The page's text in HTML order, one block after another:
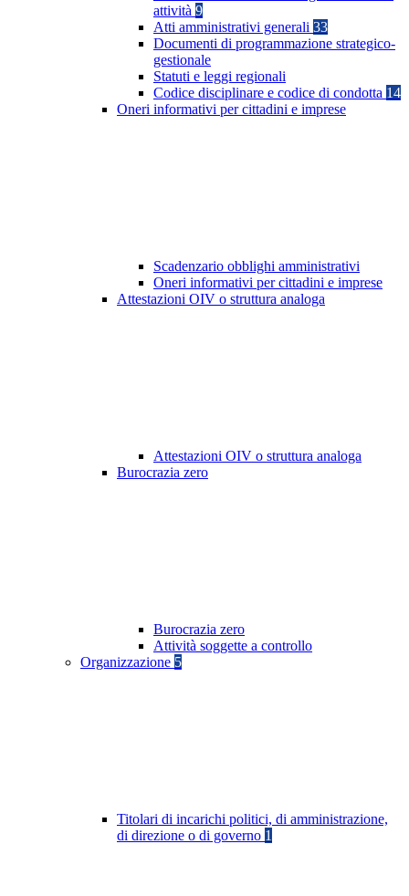
attività 9
Atti amministrativi generali 33
Documenti di programmazione strategico-
gestionale
Statuti e leggi regionali
Codice disciplinare e codice di condotta 14
Oneri informativi per cittadini e imprese
Scadenzario obblighi amministrativi
Oneri informativi per cittadini e imprese
Attestazioni OIV o struttura analoga
Attestazioni OIV o struttura analoga
Burocrazia zero
Burocrazia zero
Attività soggette a controllo
Organizzazione 5
Titolari di incarichi politici, di amministrazione,
di direzione o di governo 1